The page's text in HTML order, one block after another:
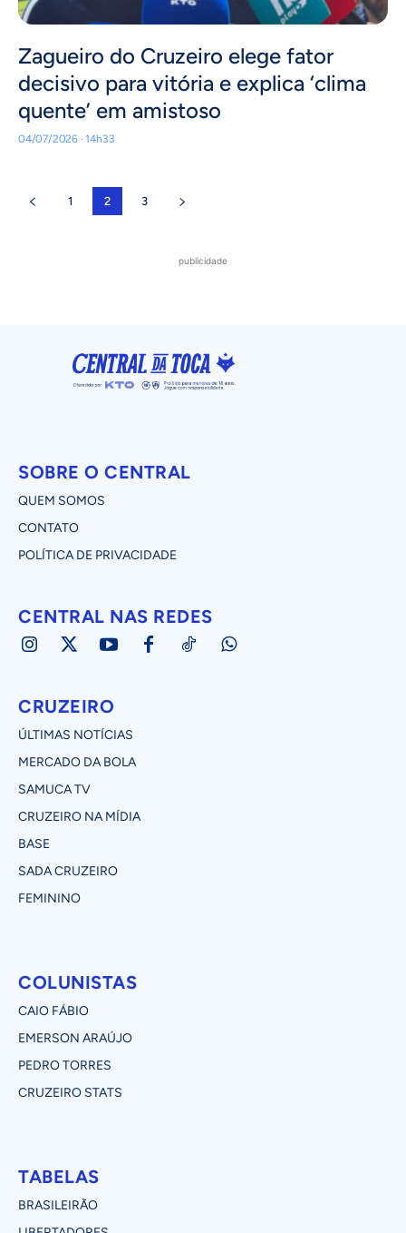
Zagueiro do Cruzeiro elege fator
decisivo para vitória e explica ‘clima
quente’ em amistoso
04/07/2026 · 14h33
1 2 3
publicidade
SOBRE O CENTRAL
QUEM SOMOS
CONTATO
POLÍTICA DE PRIVACIDADE
CENTRAL NAS REDES
CRUZEIRO
ÚLTIMAS NOTÍCIAS
MERCADO DA BOLA
SAMUCA TV
CRUZEIRO NA MÍDIA
BASE
SADA CRUZEIRO
FEMININO
COLUNISTAS
CAIO FÁBIO
EMERSON ARAÚJO
PEDRO TORRES
CRUZEIRO STATS
TABELAS
BRASILEIRÃO